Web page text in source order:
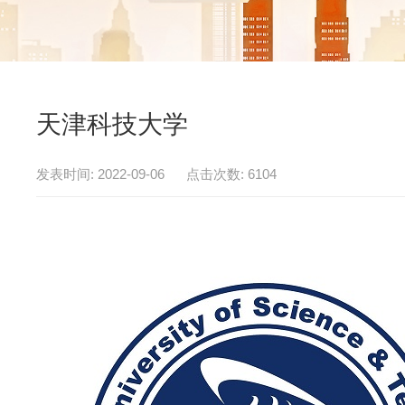
天津科技大学
发表时间: 2022-09-06 点击次数: 6104